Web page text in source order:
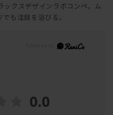
ックスデザインラボコンペ、ム
も注目を浴びる。
0.0